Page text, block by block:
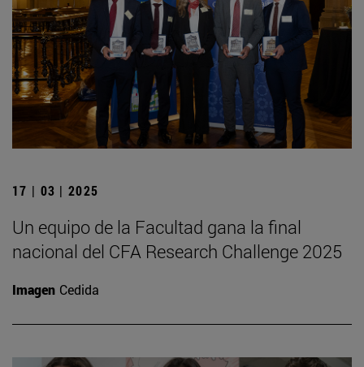
17 | 03 | 2025
Un equipo de la Facultad gana la final
nacional del CFA Research Challenge 2025
Imagen Cedida